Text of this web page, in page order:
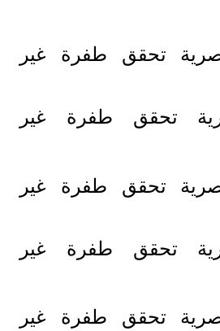
تحقق طفرة غير
تحقق طفرة غير